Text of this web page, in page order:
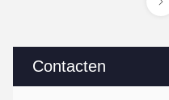
Contacten